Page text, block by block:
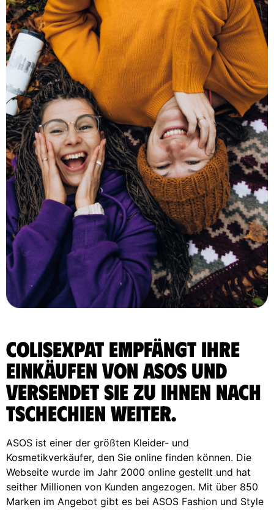
ColisExpat empfängt Ihre
Einkäufen von ASOS und
versendet sie zu Ihnen nach
Tschechien weiter.
ASOS ist einer der größten Kleider- und
Kosmetikverkäufer, den Sie online finden können. Die
Webseite wurde im Jahr 2000 online gestellt und hat
seither Millionen von Kunden angezogen. Mit über 850
Marken im Angebot gibt es bei ASOS Fashion und Style